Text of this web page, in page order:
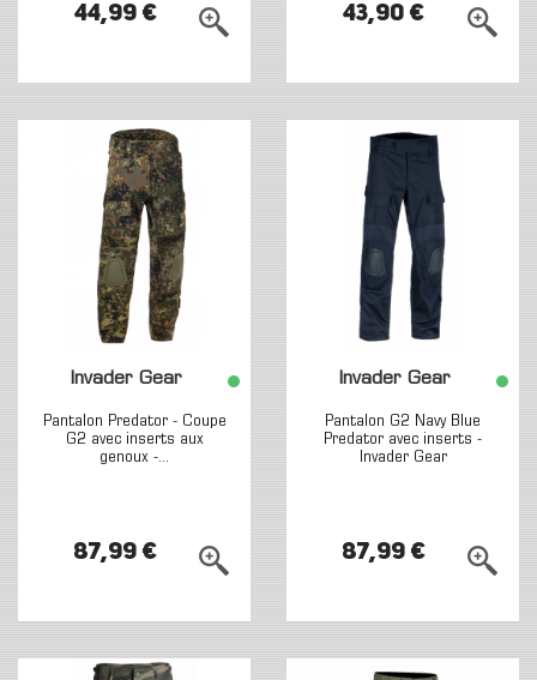
44,99 € 43,90 €
Invader Gear
Pantalon Predator - Coupe
G2 avec inserts aux
genoux -...
87,99 €
Invader Gear
Pantalon G2 Navy Blue
Predator avec inserts -
Invader Gear
87,99 €